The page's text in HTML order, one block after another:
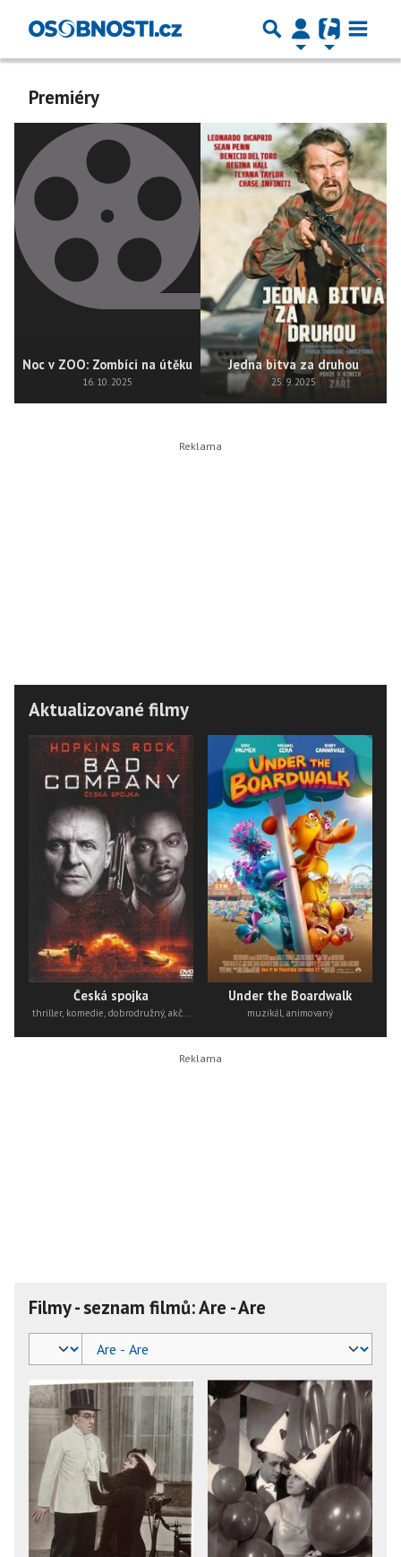
Premiéry
Noc v ZOO: Zombíci na útěku
16. 10. 2025
Jedna bitva za druhou
25. 9. 2025
Aktualizované filmy
Česká spojka
thriller, komedie, dobrodružný, akční
Under the Boardwalk
muzikál, animovaný
Filmy - seznam filmů: Are - Are